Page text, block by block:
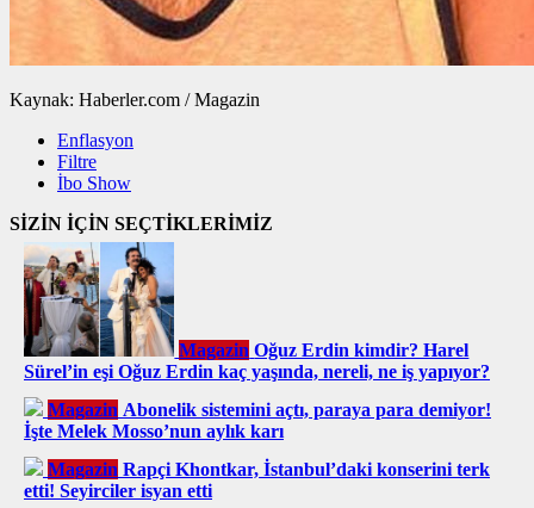
Kaynak: Haberler.com / Magazin
Enflasyon
Filtre
İbo Show
SİZİN İÇİN SEÇTİKLERİMİZ
Magazin Oğuz Erdin kimdir? Harel
Sürel’in eşi Oğuz Erdin kaç yaşında, nereli, ne iş yapıyor?
Magazin Abonelik sistemini açtı, paraya para demiyor!
İşte Melek Mosso’nun aylık karı
Magazin Rapçi Khontkar, İstanbul’daki konserini terk
etti! Seyirciler isyan etti